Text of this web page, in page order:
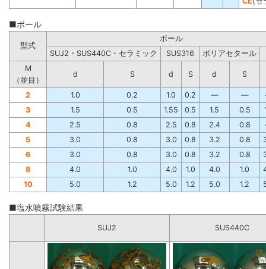
■ボール
型式
ボール
SUJ2・SUS440C・セラミック
SUS316
ポリアセタール
M
（並目）
d S d S d S
2 1.0 0.2 1.0 0.2 ― ―
3
1.5 0.5 1.55 0.5 1.5 0.5
4
2.5 0.8 2.5 0.8 2.4 0.8
5
3.0 0.8 3.0 0.8 3.2 0.8
6
3.0 0.8 3.0 0.8 3.2 0.8
8
4.0 1.0 4.0 1.0 4.0 1.0
10
5.0 1.2 5.0 1.2 5.0 1.2
■塩水噴霧試験結果
SUJ2 SUS440C